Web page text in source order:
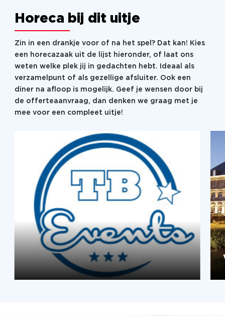
Horeca bij dit uitje
Zin in een drankje voor of na het spel? Dat kan! Kies
een horecazaak uit de lijst hieronder, of laat ons
weten welke plek jij in gedachten hebt. Ideaal als
verzamelpunt of als gezellige afsluiter. Ook een
diner na afloop is mogelijk. Geef je wensen door bij
de offerteaanvraag, dan denken we graag met je
mee voor een compleet uitje!